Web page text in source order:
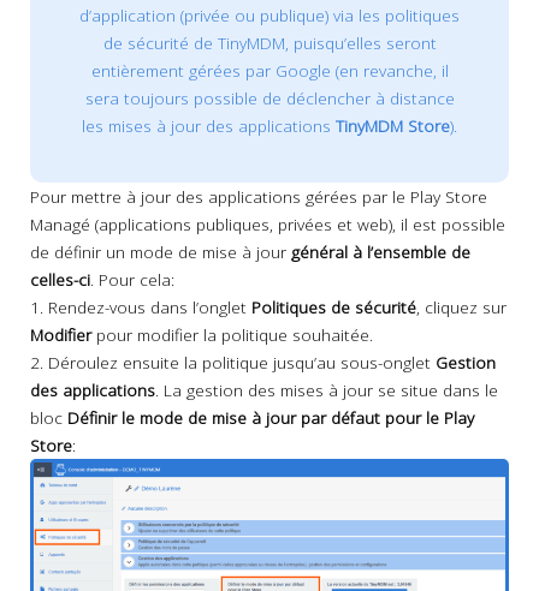
d’application (privée ou publique) via les politiques
de sécurité de TinyMDM, puisqu’elles seront
entièrement gérées par Google (en revanche, il
sera toujours possible de déclencher à distance
les mises à jour des applications TinyMDM Store).
Pour mettre à jour des applications gérées par le Play Store
Managé (applications publiques, privées et web), il est possible
de définir un mode de mise à jour général à l’ensemble de
celles-ci . Pour cela:
1. Rendez-vous dans l’onglet Politiques de sécurité , cliquez sur
Modifierpour modifier la politique souhaitée.
2. Déroulez ensuite la politique jusqu’au sous-onglet Gestion
des applications . La gestion des mises à jour se situe dans le
bloc Définir le mode de mise à jour par défaut pour le Play
Store: